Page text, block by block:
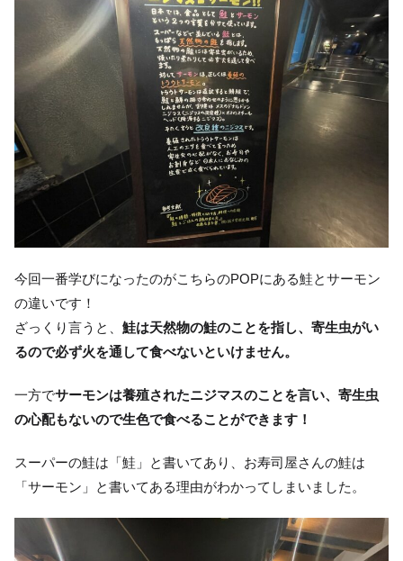
今回一番学びになったのがこちらのPOPにある鮭とサーモン
の違いです！
ざっくり言うと、 鮭は天然物の鮭のことを指し、寄生虫がい
るので必ず火を通して食べないといけません。
一方でサーモンは養殖されたニジマスのことを言い、寄生虫
の心配もないので生色で食べることができます！
スーパーの鮭は「鮭」と書いてあり、お寿司屋さんの鮭は
「サーモン」と書いてある理由がわかってしまいました。